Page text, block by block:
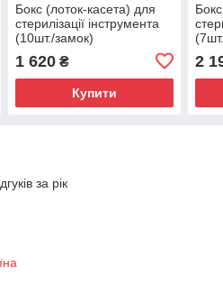
Бокс (лоток-касета) для
стерилізації інструмента
(10шт./замок)
автоклавируемая кассета
1 620₴
Купити
2
за рік